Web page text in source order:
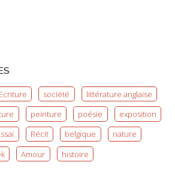
Ecriture société
littérature anglaise
peinture poésie
exposition
Récit belgique
nature
Amour histoire